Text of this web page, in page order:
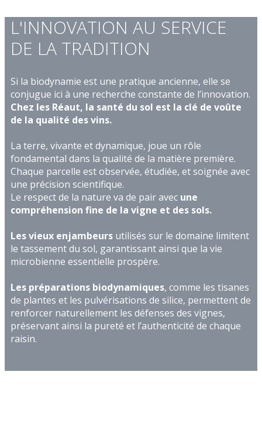
L'INNOVATION AU SERVICE
DE LA TRADITION
Si la biodynamie est une pratique ancienne, elle se
conjugue ici à une recherche constante de l’innovation.
Chez les Réaut, la santé du sol est la clé de voûte
de la qualité des vins.
La terre, vivante et dynamique, joue un rôle
fondamental dans la qualité de la matière première.
Chaque parcelle est observée, étudiée, et soignée avec
une précision scientifique.
Le respect de la nature va de pair avec une
compréhension fine de la vigne et des sols.
Les vieux enjambeurs utilisés sur le domaine limitent
le tassement du sol, garantissant ainsi que la vie
microbienne essentielle prospère.
Les préparations biodynamiques, comme les tisanes
de plantes et les pulvérisations de silice, permettent de
renforcer naturellement les défenses des vignes,
préservant ainsi la pureté et l’authenticité de chaque
raisin.